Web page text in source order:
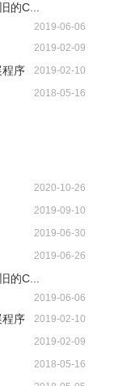
的C...
2019-06-06
2019-02-09
序 2019-02-10
2018-05-16
2020-10-26
2019-09-10
2019-06-30
2019-06-26
的C...
2019-06-06
序 2019-02-10
2019-02-09
2018-05-16